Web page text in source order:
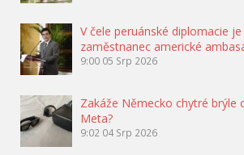
V čele peruánské diplomacie
zaměstnanec americké
9:00 05 Srp 2026
Zakáže Německo chytré brýle
Meta?
9:02 04 Srp 2026